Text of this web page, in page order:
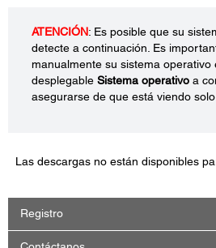
ATENCIÓN: Es posible que su
detecte a continuación. Es
manualmente su sistema operativo
desplegable Sistema operativo a
asegurarse de que está viendo
Las descargas no están disponibles
Registro